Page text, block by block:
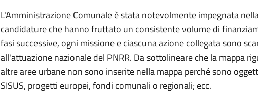
L'Amministrazione Comunale è stata notevolmente impegnata
candidature che hanno fruttato un consistente volume di
fasi successive, ogni missione e ciascuna azione collegata sono
all'attuazione nazionale del PNRR. Da sottolineare che la mappa
altre aree urbane non sono inserite nella mappa perché sono
SISUS, progetti europei, fondi comunali o regionali; ecc.